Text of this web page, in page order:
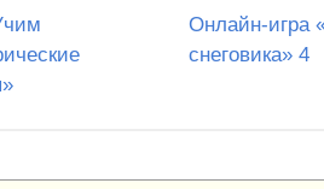
Онлайн-игра
снеговика» 4